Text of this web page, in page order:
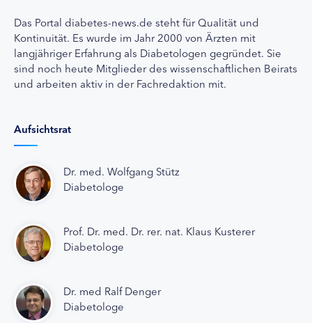
Das Portal diabetes-news.de steht für Qualität und
Kontinuität. Es wurde im Jahr 2000 von Ärzten mit
langjähriger Erfahrung als Diabetologen gegründet. Sie
sind noch heute Mitglieder des wissenschaftlichen Beirats
und arbeiten aktiv in der Fachredaktion mit.
Aufsichtsrat
Dr. med. Wolfgang Stütz
Diabetologe
Prof. Dr. med. Dr. rer. nat. Klaus Kusterer
Diabetologe
Dr. med Ralf Denger
Diabetologe